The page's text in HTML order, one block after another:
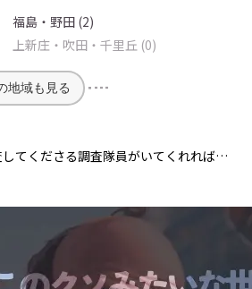
福島・野田 (2)
上新庄・吹田・千里丘 (0)
地域も見る
てくださる調査隊員がいてくれれば…